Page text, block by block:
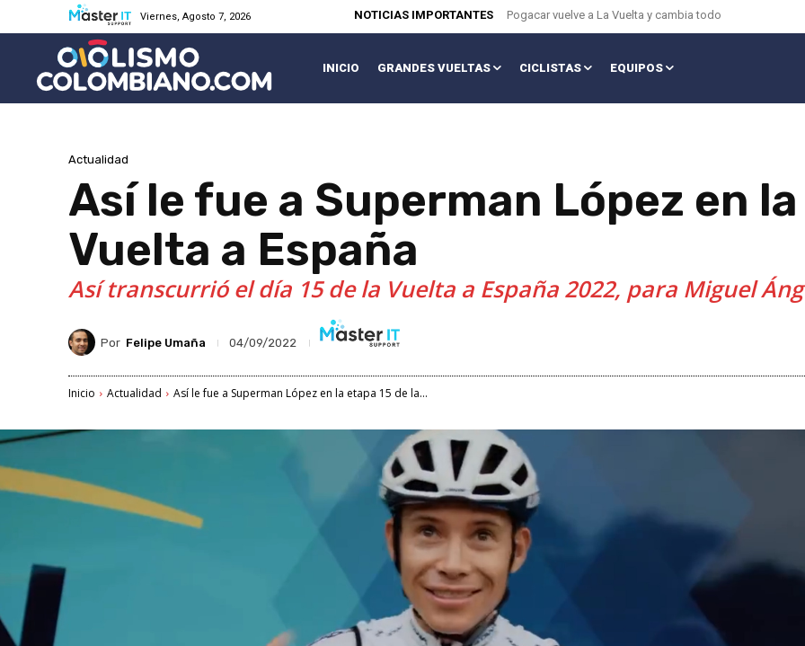
Viernes, Agosto 7, 2026 NOTICIAS IMPORTANTES Pogacar vuelve a La Vuelta y cambia todo
INICIO GRANDES VUELTAS CICLISTAS EQUIPOS
Actualidad
Así le fue a Superman López en
Vuelta a España
Así transcurrió el día 15 de la Vuelta a España 2022, para Miguel
Por Felipe Umaña 04/09/2022
Inicio Actualidad Así le fue a Superman López en la etapa 15 de la...